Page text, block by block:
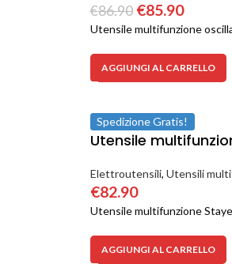
€86.90 €85.90
Utensile multifunzione
AGGIUNGI AL CARRELLO
Spedizione Gratis!
Utensile
Elettroutensili, Utensili
€82.90
Utensile multifunzione
AGGIUNGI AL CARRELLO